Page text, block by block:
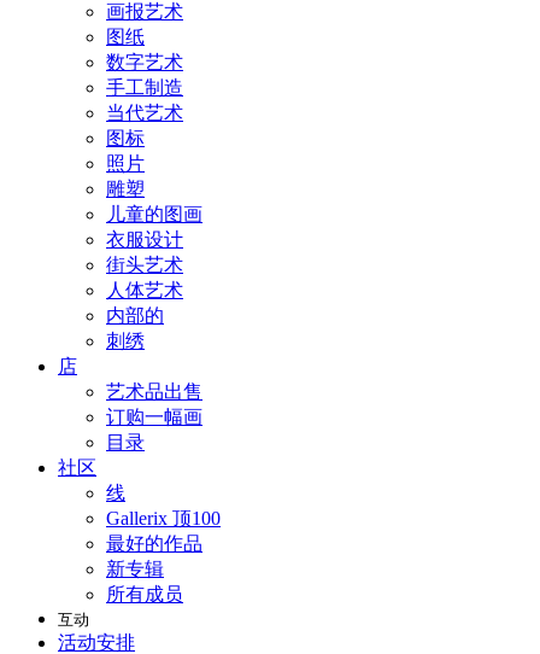
画报艺术
图纸
数字艺术
手工制造
当代艺术
图标
照片
雕塑
儿童的图画
衣服设计
街头艺术
人体艺术
内部的
刺绣
店
艺术品出售
订购一幅画
目录
社区
线
Gallerix 顶100
最好的作品
新专辑
所有成员
互动
活动安排